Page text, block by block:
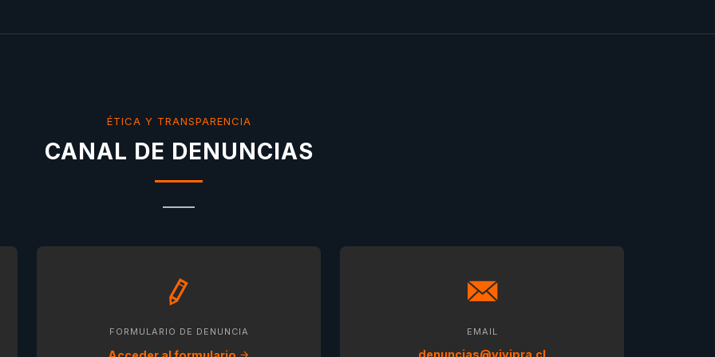
ÉTICA Y TRANSPARENCIA
CANAL DE DENUNCIAS
FORMULARIO DE DENUNCIA EMAIL